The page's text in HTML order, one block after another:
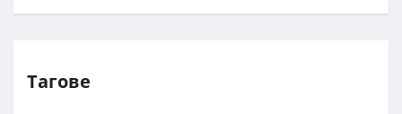
Тагове